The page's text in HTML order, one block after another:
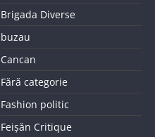
Brigada Diverse
buzau
Cancan
Fără categorie
Fashion politic
Feișăn Critique